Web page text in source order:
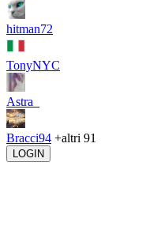
hitman72
TonyNYC
Astra_
Bracci94 +altri 91
LOGIN